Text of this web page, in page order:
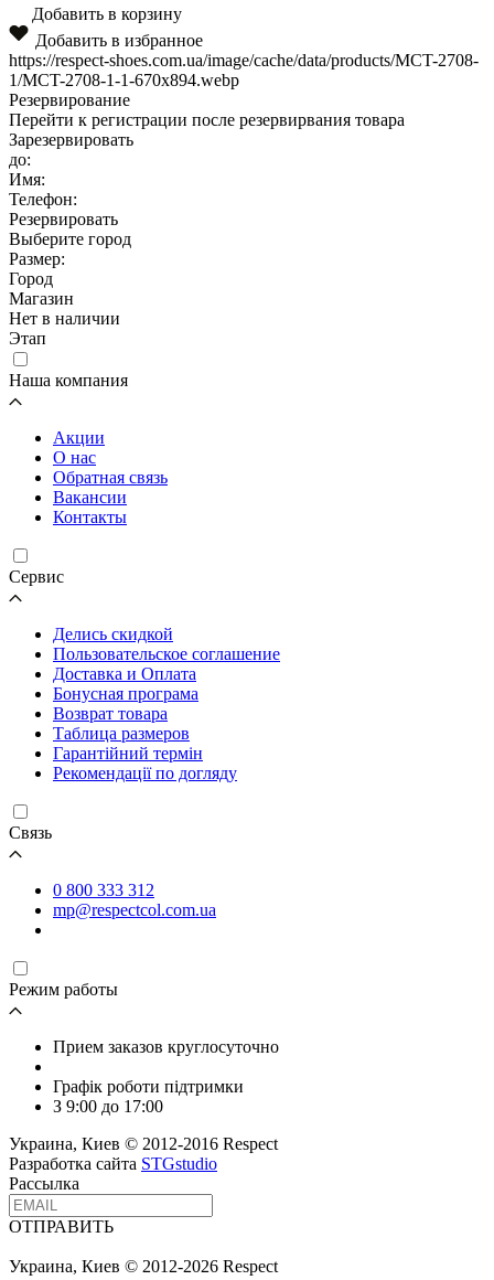
Добавить в корзину
Добавить в избранное
https://respect-shoes.com.ua/image/cache/data/products/MCT-2708-
1/MCT-2708-1-1-670x894.webp
Резервирование
Перейти к регистрации после резервирвания товара
Зарезервировать
до:
Имя:
Телефон:
Резервировать
Выберите город
Размер:
Город
Магазин
Нет в наличии
Этап
Наша компания
Акции
О нас
Обратная связь
Вакансии
Контакты
Cервис
Делись скидкой
Пользовательское соглашение
Доставка и Оплата
Бонусная програма
Возврат товара
Таблица размеров
Гарантійний термін
Рекомендації по догляду
Связь
0 800 333 312
mp@respectcol.com.ua
Режим работы
Прием заказов круглосуточно
Графік роботи підтримки
З 9:00 до 17:00
Украина, Киев © 2012-2016 Respect
Разработка сайта STGstudio
Рассылка
ОТПРАВИТЬ
Украина, Киев © 2012-2026 Respect